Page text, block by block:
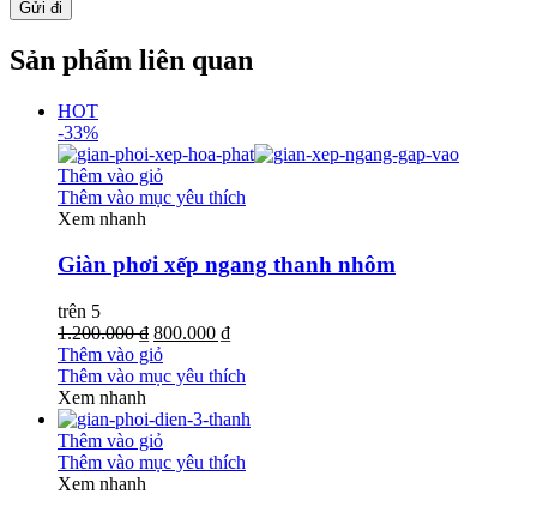
Sản phẩm liên quan
HOT
-33%
Thêm vào giỏ
Thêm vào mục yêu thích
Xem nhanh
Giàn phơi xếp ngang thanh nhôm
trên 5
1.200.000 ₫ 800.000 ₫
Thêm vào giỏ
Thêm vào mục yêu thích
Xem nhanh
Thêm vào giỏ
Thêm vào mục yêu thích
Xem nhanh